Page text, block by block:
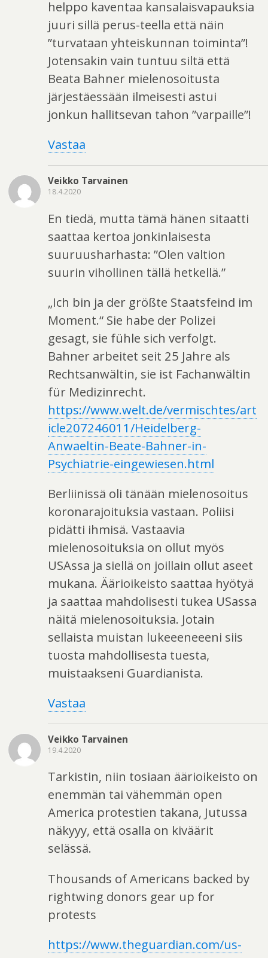
helppo kaventaa kansalaisvapauksia
juuri sillä perus-teella että näin
”turvataan yhteiskunnan toiminta”!
Jotensakin vain tuntuu siltä että
Beata Bahner mielenosoitusta
järjestäessään ilmeisesti astui
jonkun hallitsevan tahon ”varpaille”!
Vastaa
Veikko Tarvainen
18.4.2020
En tiedä, mutta tämä hänen sitaatti
saattaa kertoa jonkinlaisesta
suuruusharhasta: ”Olen valtion
suurin vihollinen tällä hetkellä.”
„Ich bin ja der größte Staatsfeind im
Moment.“ Sie habe der Polizei
gesagt, sie fühle sich verfolgt.
Bahner arbeitet seit 25 Jahre als
Rechtsanwältin, sie ist Fachanwältin
für Medizinrecht.
https://www.welt.de/vermischtes/art
icle207246011/Heidelberg-
Anwaeltin-Beate-Bahner-in-
Psychiatrie-eingewiesen.html
Berliinissä oli tänään mielenosoitus
koronarajoituksia vastaan. Poliisi
pidätti ihmisä. Vastaavia
mielenosoituksia on ollut myös
USAssa ja siellä on joillain ollut aseet
mukana. Äärioikeisto saattaa hyötyä
ja saattaa mahdolisesti tukea USassa
näitä mielenosoituksia. Jotain
sellaista muistan lukeeeneeeni siis
tuosta mahdollisesta tuesta,
muistaakseni Guardianista.
Vastaa
Veikko Tarvainen
19.4.2020
Tarkistin, niin tosiaan äärioikeisto on
enemmän tai vähemmän open
America protestien takana, Jutussa
näkyyy, että osalla on kiväärit
selässä.
Thousands of Americans backed by
rightwing donors gear up for
protests
https://www.theguardian.com/us-